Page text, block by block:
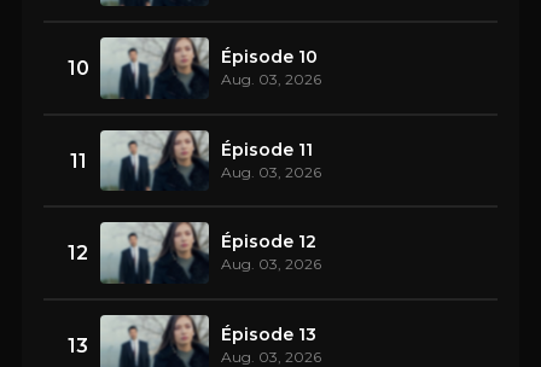
10 Épisode 10
Aug. 03, 2026
11 Épisode 11
Aug. 03, 2026
12 Épisode 12
Aug. 03, 2026
13 Épisode 13
Aug. 03, 2026